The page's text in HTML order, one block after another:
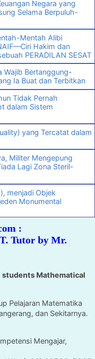
Negara yang
Selama Berpuluh-
Mentah Alibi
Hakim dan
PERADILAN SESAT
Wajib Bertanggung-
Ia Buat dan Terbitkan
Tidak Pernah
dalam Sistem
yang Tercatat dalam
Militer Mengepung
Lagi Zona Steril-
menjadi Objek
Monumental
:
Tutor by Mr.
students Mathematical
Pelajaran Matematika
dan Sekitarnya.
Mengajar,